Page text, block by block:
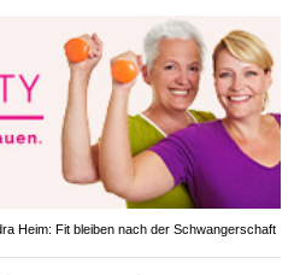
Heim: Fit bleiben nach der Schwangerschaft